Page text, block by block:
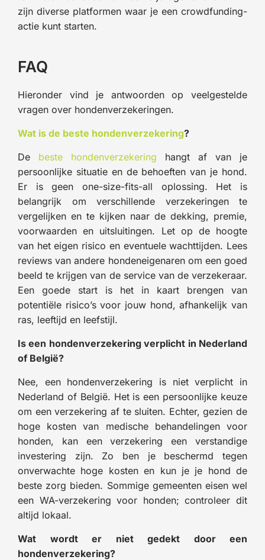
zijn diverse platformen waar je een crowdfunding-
actie kunt starten.
FAQ
Hieronder vind je antwoorden op veelgestelde
vragen over hondenverzekeringen.
Wat is de beste hondenverzekering?
De beste hondenverzekering hangt af van je
persoonlijke situatie en de behoeften van je hond.
Er is geen one-size-fits-all oplossing. Het is
belangrijk om verschillende verzekeringen te
vergelijken en te kijken naar de dekking, premie,
voorwaarden en uitsluitingen. Let op de hoogte
van het eigen risico en eventuele wachttijden. Lees
reviews van andere hondeneigenaren om een goed
beeld te krijgen van de service van de verzekeraar.
Een goede start is het in kaart brengen van
potentiële risico’s voor jouw hond, afhankelijk van
ras, leeftijd en leefstijl.
Is een hondenverzekering verplicht in Nederland
of België?
Nee, een hondenverzekering is niet verplicht in
Nederland of België. Het is een persoonlijke keuze
om een verzekering af te sluiten. Echter, gezien de
hoge kosten van medische behandelingen voor
honden, kan een verzekering een verstandige
investering zijn. Zo ben je beschermd tegen
onverwachte hoge kosten en kun je je hond de
beste zorg bieden. Sommige gemeenten eisen wel
een WA-verzekering voor honden; controleer dit
altijd lokaal.
Wat wordt er niet gedekt door een
hondenverzekering?